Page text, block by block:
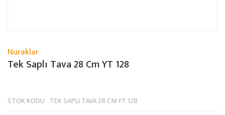
Nuraklar
Tek Saplı Tava 28 Cm YT 128
STOK KODU TEK SAPLI TAVA 28 CM YT 128